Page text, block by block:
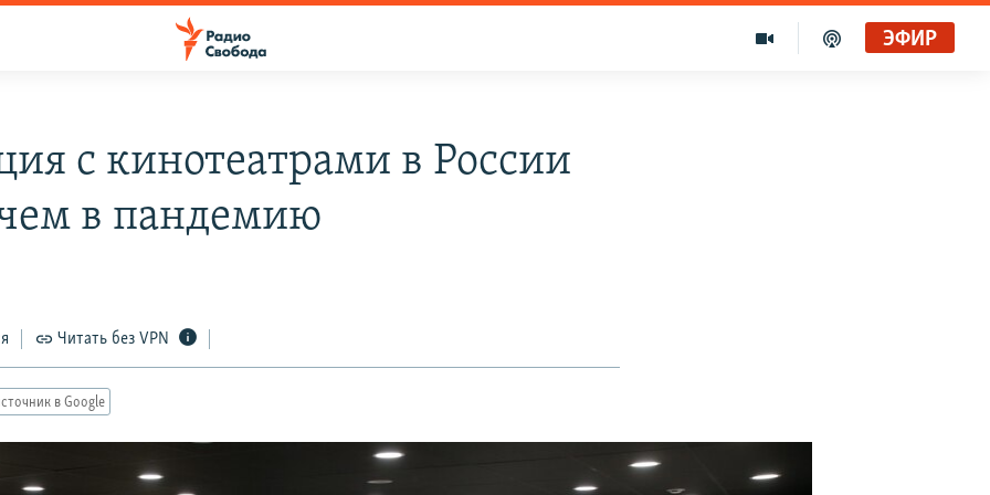
ЭФИР
с кинотеатрами в России
в пандемию
Читать без VPN
в Google